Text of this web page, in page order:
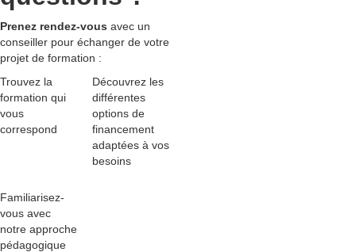
Prenez rendez-vous avec un
conseiller pour échanger de votre
projet de formation :
Trouvez la
formation qui
vous
correspond
Découvrez les
différentes
options de
financement
adaptées à vos
besoins
Familiarisez-
vous avec
notre approche
pédagogique